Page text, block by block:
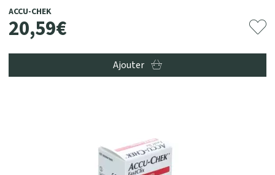
ACCU-CHEK
20,59€
Ajouter